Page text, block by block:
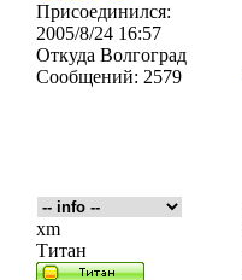
Присоединился:
2005/8/24 16:57
Откуда Волгоград
Сообщений: 2579
xm
Титан